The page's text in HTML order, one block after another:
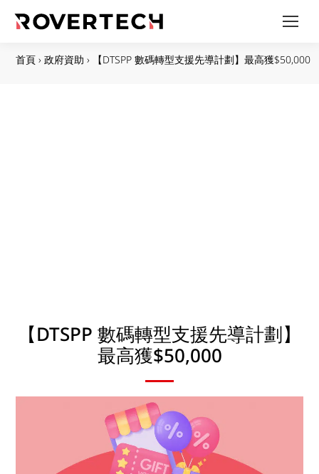
首頁 › 政府資助 › 【DTSPP 數碼轉型支援先導計劃】最高獲$50,000
【DTSPP 數碼轉型支援先導計劃】
最高獲$50,000